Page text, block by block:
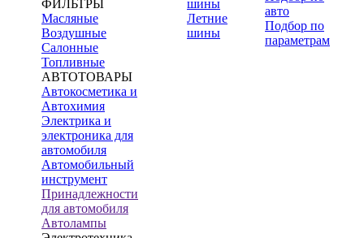
ФИЛЬТРЫ
Масляные
Воздушные
Салонные
Топливные
АВТОТОВАРЫ
Автокосметика и
Автохимия
Электрика и
электроника для
автомобиля
Автомобильный
инструмент
Принадлежности
для автомобиля
Автолампы
шины
Летние
шины
авто
Подбор по
параметрам